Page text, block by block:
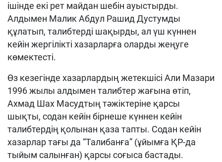
ішінде екі рет майдан шебін ауыстырды.
Алдымен Малик Абдул Рашид Дустумды
құлатып, талибтерді шақырды, ал үш күннен
кейін жергілікті хазарларға оларды жеңуге
көмектесті.
Өз кезегінде хазарлардың жетекшісі Али Мазари
1996 жылы алдымен талибтер жағына өтіп,
Ахмад Шах Масудтың тәжіктеріне қарсы
шықты, содан кейін бірнеше күннен кейін
талибтердің қолынан қаза тапты. Содан кейін
хазарлар тағы да “Талибанға” (ұйымға ҚР-да
тыйым салынған) қарсы соғыса бастады.